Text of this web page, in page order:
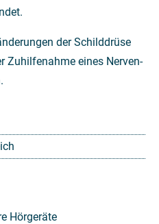
Hörgeräte
der Schilddrüse
Zuhilfenahme eines Nerven-